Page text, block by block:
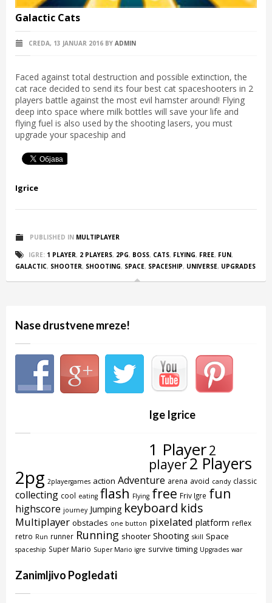
Galactic Cats
CREDA, 13 JANUAR 2016 BY ADMIN
Faced against total destruction and possible extinction, the
cat race decided to send its four best cat spaceshooters in 2
players battle against the most evil hamster around! Flying
deep into space where milk bottles will save your life and
flying fuel is also used by the shooting lasers, you must
upgrade your spaceship and
Igrice
PUBLISHED IN MULTIPLAYER
IGRE: 1 PLAYER, 2 PLAYERS, 2PG, BOSS, CATS, FLYING, FREE, FUN,
GALACTIC, SHOOTER, SHOOTING, SPACE, SPACESHIP, UNIVERSE, UPGRADES
Nase drustvene mreze!
Ige Igrice
1 Player2
player2 Players
2pg 2playergames action Adventure arena avoid candy classic
collecting cool eating flash Flying free Friv Igre fun
highscore journey Jumping keyboard kids
Multiplayer obstacles one button pixelated platform reflex
retro Run runner Running shooter Shooting skill Space
spaceship Super Mario Super Mario igre survive timing Upgrades war
Zanimljivo Pogledati